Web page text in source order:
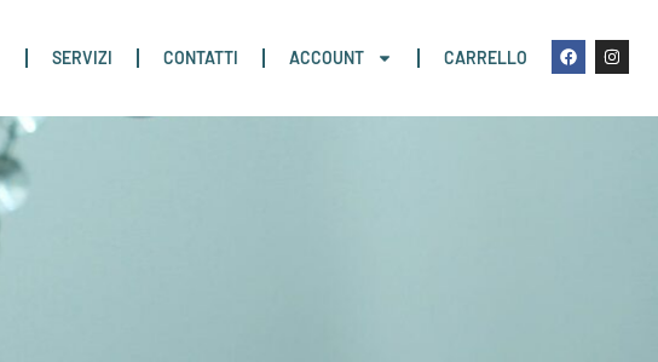
SERVIZI CONTATTI ACCOUNT CARRELLO